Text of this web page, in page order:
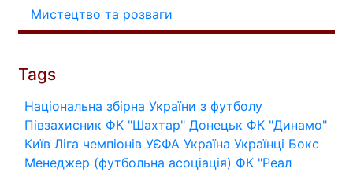
Мистецтво та розваги
Tags
Національна збірна України з футболу
Півзахисник ФК "Шахтар" Донецьк ФК "Динамо"
Київ Ліга чемпіонів УЄФА Україна Українці Бокс
Менеджер (футбольна асоціація) ФК "Реал